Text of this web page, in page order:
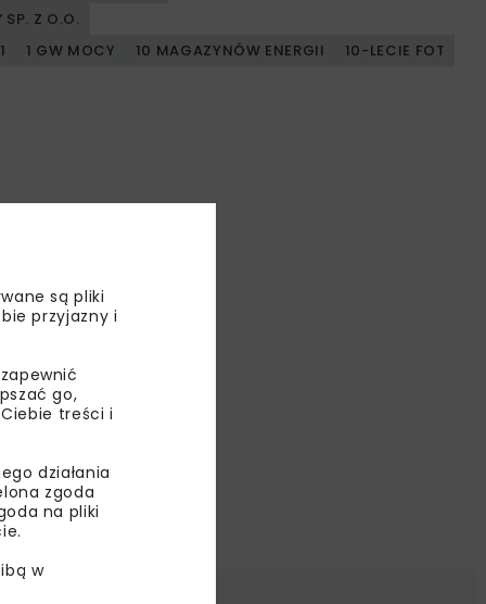
SP. Z O.O.
1 1 GW MOCY 10 MAGAZYNÓW ENERGII
10-LECIE FOT
są pliki
przyjazny i
go,
treści i
działania
zgoda
na pliki
w